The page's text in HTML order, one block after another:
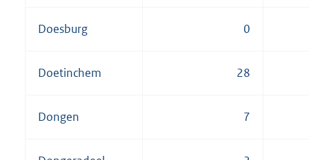
Doesburg 0
Doetinchem 28
Dongen 7